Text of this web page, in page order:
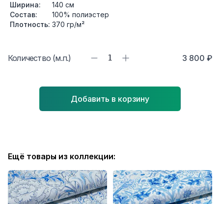
Ширина: 140 см
Состав:
100% полиэстер
Плотность: 370 гр/м²
Количество (м.п.) 1 3 800 ₽
Добавить в корзину
Ещё товары из коллекции: